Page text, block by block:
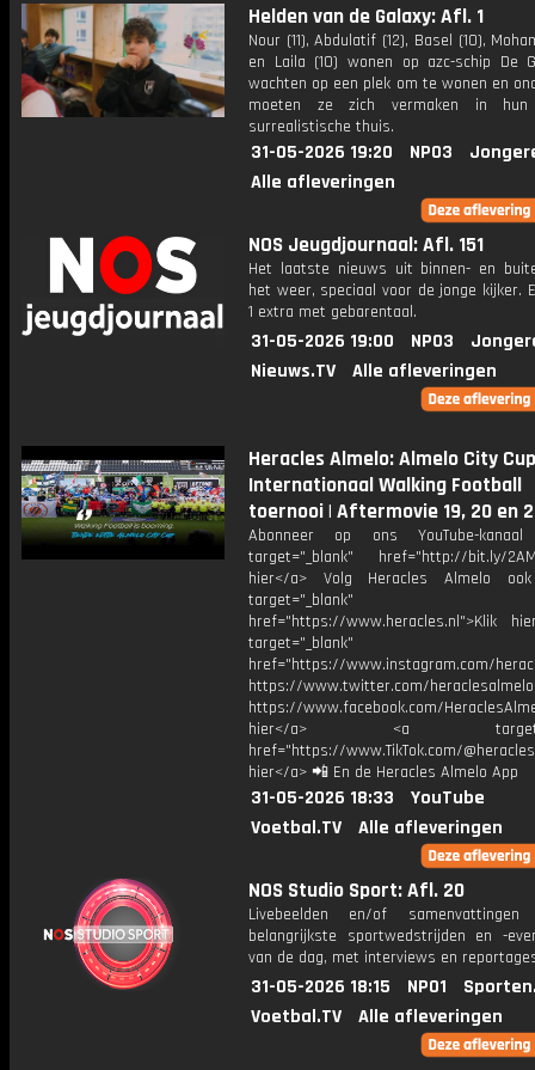
Helden van de Galaxy: Afl. 1
Nour (11), Abdulatif (12), Basel (10),
en Laila (10) wonen op azc-schip De
wachten op een plek om te wonen en
moeten ze zich vermaken in hun
surrealistische thuis.
31-05-2026 19:20 NPO3
Alle afleveringen
NOS Jeugdjournaal: Afl. 151
Het laatste nieuws uit binnen- en
het weer, speciaal voor de jonge kijker.
1 extra met gebarentaal.
31-05-2026 19:00 NPO3
Nieuws.TV
Alle afleveringen
Heracles Almelo: Almelo City
Internationaal Walking Football
toernooi | Aftermovie 19, 20 en 2
Abonneer op ons YouTube-
target="_blank" href="http://bit.ly/
hier</a> Volg Heracles Almelo
target="_blank"
href="https://www.heracles.nl">Klik
target="_blank"
href="https://www.instagram.com/
https://www.twitter.com/heraclesalmelo
https://www.facebook.com/
hier</a> <a
href="https://www.TikTok.com/
hier</a> 📲 En de Heracles Almelo App
31-05-2026 18:33
YouTube
Voetbal.TV
Alle afleveringen
NOS Studio Sport: Afl. 20
Livebeelden en/of
belangrijkste sportwedstrijden en -
van de dag, met interviews en
31-05-2026 18:15 NPO1
Voetbal.TV
Alle afleveringen